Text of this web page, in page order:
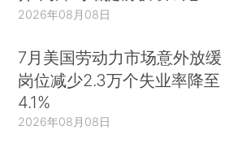
2026年08月08日
7月美国劳动力市场意外放缓
岗位减少2.3万个失业率降至
4.1%
2026年08月08日